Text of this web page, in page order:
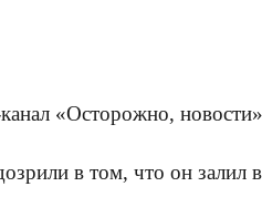
«Осторожно,
в том, что он